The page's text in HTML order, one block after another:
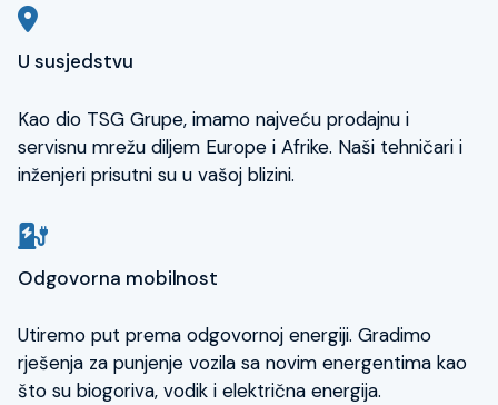
U susjedstvu
Kao dio TSG Grupe, imamo najveću prodajnu i
servisnu mrežu diljem Europe i Afrike. Naši tehničari i
inženjeri prisutni su u vašoj blizini.
Odgovorna mobilnost
Utiremo put prema odgovornoj energiji. Gradimo
rješenja za punjenje vozila sa novim energentima kao
što su biogoriva, vodik i električna energija.